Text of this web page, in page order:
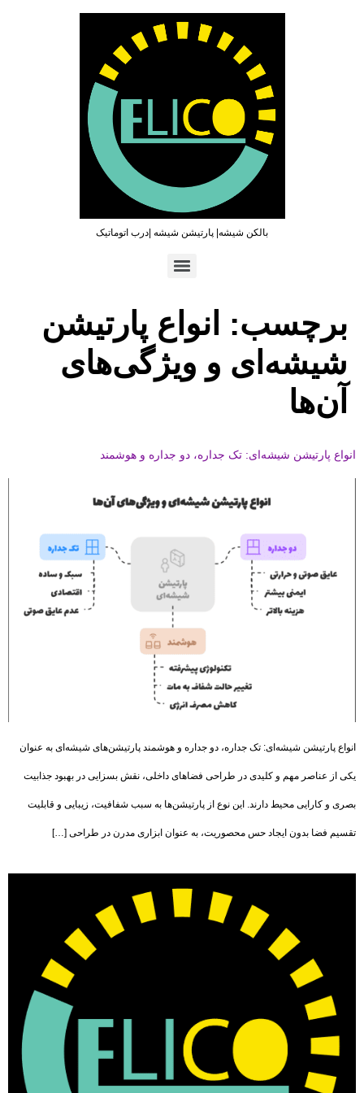
بالکن شیشه| پارتیشن شیشه |درب اتوماتیک
برچسب: انواع پارتیشن
شیشه‌ای و ویژگی‌های
آن‌ها
انواع پارتیشن شیشه‌ای: تک جداره، دو جداره و هوشمند
انواع پارتیشن شیشه‌ای: تک جداره، دو جداره و هوشمند پارتیشن‌های شیشه‌ای به عنوان
یکی از عناصر مهم و کلیدی در طراحی فضاهای داخلی، نقش بسزایی در بهبود جذابیت
بصری و کارایی محیط دارند. این نوع از پارتیشن‌ها به سبب شفافیت، زیبایی و قابلیت
تقسیم فضا بدون ایجاد حس محصوریت، به عنوان ابزاری مدرن در طراحی […]